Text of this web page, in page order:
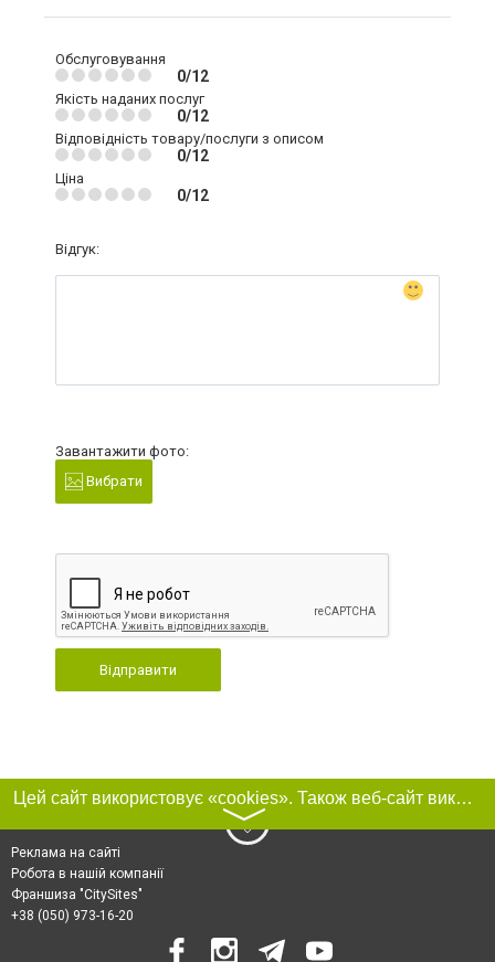
Обслуговування
0/12
Якість наданих послуг
0/12
Відповідність товару/послуги з описом
0/12
Ціна
0/12
Відгук:
Завантажити фото:
Вибрати
Відправити
Цей сайт використовує «cookies». Також веб-сайт використовує інтернет-сервіс для збору технічних даних стосовно відвідувачів з метою отримання маркетингової та статистичної інформації. Умови обробки даних відвідувачів сайту див.
〉
Реклама на сайті
Робота в нашій компанії
Франшиза "CitySites"
+38 (050) 973-16-20